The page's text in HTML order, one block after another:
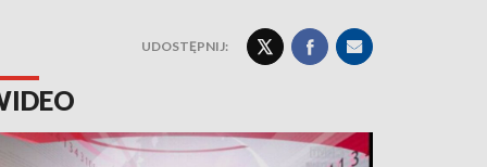
UDOSTĘPNIJ: